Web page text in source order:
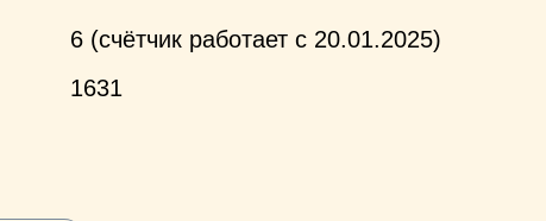
6 (счётчик работает с 20.01.2025)
1631